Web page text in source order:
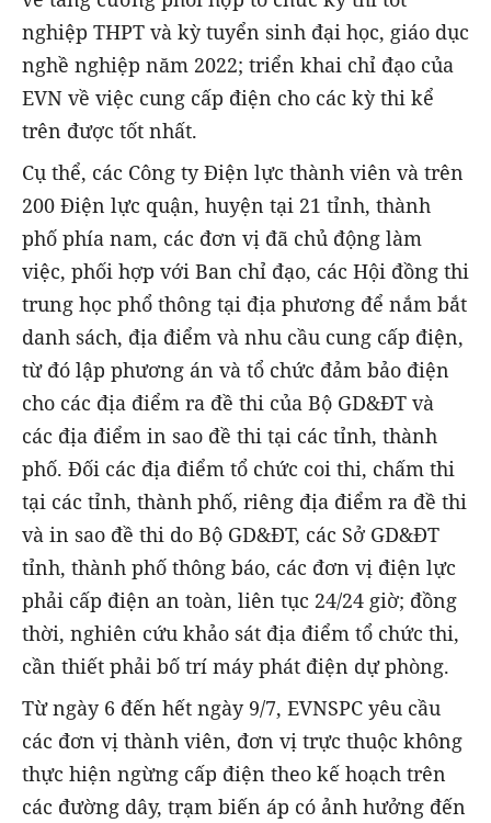
nghiệp THPT và kỳ tuyển sinh đại học, giáo dục
nghề nghiệp năm 2022; triển khai chỉ đạo của
EVN về việc cung cấp điện cho các kỳ thi kể
trên được tốt nhất.
Cụ thể, các Công ty Điện lực thành viên và trên
200 Điện lực quận, huyện tại 21 tỉnh, thành
phố phía nam, các đơn vị đã chủ động làm
việc, phối hợp với Ban chỉ đạo, các Hội đồng thi
trung học phổ thông tại địa phương để nắm bắt
danh sách, địa điểm và nhu cầu cung cấp điện,
từ đó lập phương án và tổ chức đảm bảo điện
cho các địa điểm ra đề thi của Bộ GD&ĐT và
các địa điểm in sao đề thi tại các tỉnh, thành
phố. Đối các địa điểm tổ chức coi thi, chấm thi
tại các tỉnh, thành phố, riêng địa điểm ra đề thi
và in sao đề thi do Bộ GD&ĐT, các Sở GD&ĐT
tỉnh, thành phố thông báo, các đơn vị điện lực
phải cấp điện an toàn, liên tục 24/24 giờ; đồng
thời, nghiên cứu khảo sát địa điểm tổ chức thi,
cần thiết phải bố trí máy phát điện dự phòng.
Từ ngày 6 đến hết ngày 9/7, EVNSPC yêu cầu
các đơn vị thành viên, đơn vị trực thuộc không
thực hiện ngừng cấp điện theo kế hoạch trên
các đường dây, trạm biến áp có ảnh hưởng đến